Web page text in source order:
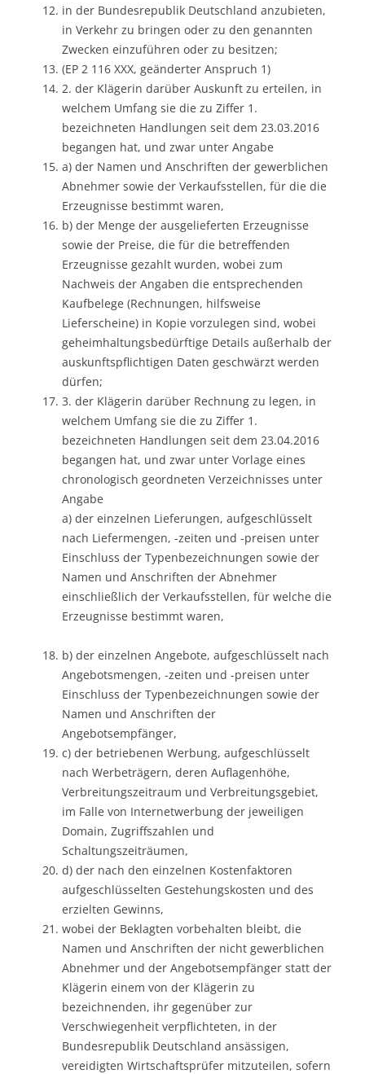
in der Bundesrepublik Deutschland anzubieten,
in Verkehr zu bringen oder zu den genannten
Zwecken einzuführen oder zu besitzen;
(EP 2 116 XXX, geänderter Anspruch 1)
2. der Klägerin darüber Auskunft zu erteilen, in
welchem Umfang sie die zu Ziffer 1.
bezeichneten Handlungen seit dem 23.03.2016
begangen hat, und zwar unter Angabe
a) der Namen und Anschriften der gewerblichen
Abnehmer sowie der Verkaufsstellen, für die die
Erzeugnisse bestimmt waren,
b) der Menge der ausgelieferten Erzeugnisse
sowie der Preise, die für die betreffenden
Erzeugnisse gezahlt wurden, wobei zum
Nachweis der Angaben die entsprechenden
Kaufbelege (Rechnungen, hilfsweise
Lieferscheine) in Kopie vorzulegen sind, wobei
geheimhaltungsbedürftige Details außerhalb der
auskunftspflichtigen Daten geschwärzt werden
dürfen;
3. der Klägerin darüber Rechnung zu legen, in
welchem Umfang sie die zu Ziffer 1.
bezeichneten Handlungen seit dem 23.04.2016
begangen hat, und zwar unter Vorlage eines
chronologisch geordneten Verzeichnisses unter
Angabe
a) der einzelnen Lieferungen, aufgeschlüsselt
nach Liefermengen, -zeiten und -preisen unter
Einschluss der Typenbezeichnungen sowie der
Namen und Anschriften der Abnehmer
einschließlich der Verkaufsstellen, für welche die
Erzeugnisse bestimmt waren,
b) der einzelnen Angebote, aufgeschlüsselt nach
Angebotsmengen, -zeiten und -preisen unter
Einschluss der Typenbezeichnungen sowie der
Namen und Anschriften der
Angebotsempfänger,
c) der betriebenen Werbung, aufgeschlüsselt
nach Werbeträgern, deren Auflagenhöhe,
Verbreitungszeitraum und Verbreitungsgebiet,
im Falle von Internetwerbung der jeweiligen
Domain, Zugriffszahlen und
Schaltungszeiträumen,
d) der nach den einzelnen Kostenfaktoren
aufgeschlüsselten Gestehungskosten und des
erzielten Gewinns,
wobei der Beklagten vorbehalten bleibt, die
Namen und Anschriften der nicht gewerblichen
Abnehmer und der Angebotsempfänger statt der
Klägerin einem von der Klägerin zu
bezeichnenden, ihr gegenüber zur
Verschwiegenheit verpflichteten, in der
Bundesrepublik Deutschland ansässigen,
vereidigten Wirtschaftsprüfer mitzuteilen, sofern